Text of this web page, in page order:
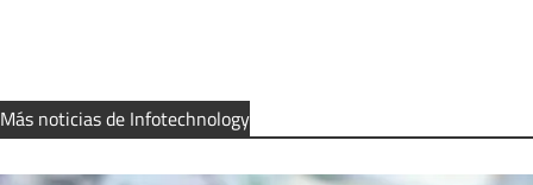
Más noticias de Infotechnology